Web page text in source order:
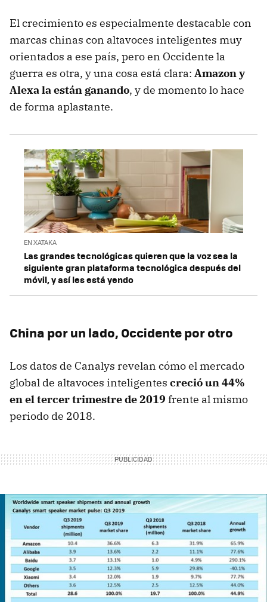
El crecimiento es especialmente destacable con
marcas chinas con altavoces inteligentes muy
orientados a ese país, pero en Occidente la
guerra es otra, y una cosa está clara: Amazon y
Alexa la están ganando, y de momento lo hace
de forma aplastante.
EN XATAKA
Las grandes tecnológicas quieren que la voz sea la
siguiente gran plataforma tecnológica después del
móvil, y así les está yendo
China por un lado, Occidente por otro
Los datos de Canalys revelan cómo el mercado
global de altavoces inteligentes creció un 44%
en el tercer trimestre de 2019 frente al mismo
periodo de 2018.